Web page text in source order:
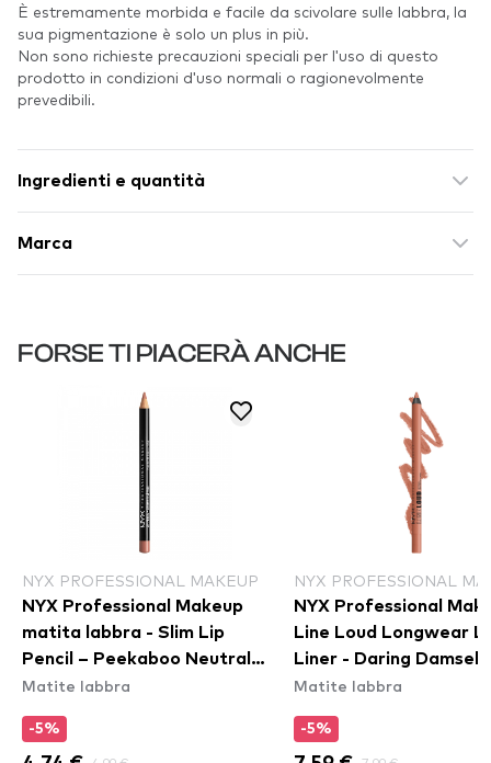
È estremamente morbida e facile da scivolare sulle labbra, la
sua pigmentazione è solo un plus in più.
Non sono richieste precauzioni speciali per l'uso di questo
prodotto in condizioni d'uso normali o ragionevolmente
prevedibili.
Ingredienti e quantità
Marca
FORSE TI PIACERÀ ANCHE
NYX PROFESSIONAL MAKEUP
NYX Professional Makeup
matita labbra - Slim Lip
Pencil – Peekaboo Neutral
(SPL860)
Matite labbra
-5%
NYX PROFESSIONAL
NYX Professional
Line Loud Longwear
Liner - Daring Damsel
(LLLP02)
Matite labbra
-5%